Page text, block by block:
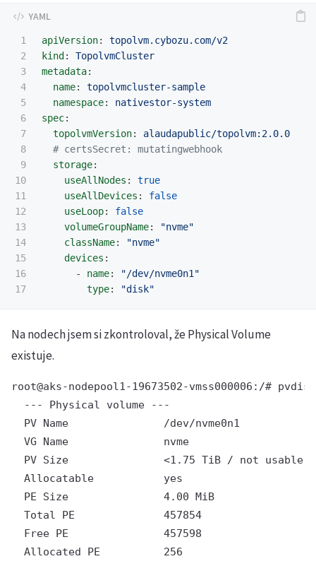
1
2
3
4
5
6
7
8
9
10
11
12
13
14
15
16
apiVersion:
topolvm.cybozu.com/v2
kind :
TopolvmCluster
metadata:
name:
topolvmcluster-sample
namespace:
nativestor-system
spec:
topolvmVersion:
alaudapublic/topolvm:2.0.0
# certsSecret: mutatingwebhook
storage:
useAllNodes :
true
useAllDevices :
false
useLoop:
false
volumeGroupName: "nvme"
className: "nvme"
devices :
-
name: "/dev/nvme0n1"
type: "disk"
Na nodech jsem si zkontroloval, že Physical Volume
existuje.
root@aks-nodepool1-19673502-vmss000006:/#
  --- Physical volume ---
  PV Name               /dev/nvme0n1
  VG Name               nvme
PV Size               <1.75 TiB / not usable
  Allocatable           yes
  PE Size               4.00 MiB
  Total PE              457854
  Free PE               457598
  Allocated PE          256